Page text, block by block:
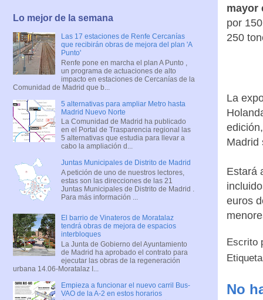
mayor
por
250
La
Madrid
Estará
euros
Escrito
No
Lo mejor de la semana
Las 17 estaciones de Renfe Cercanías
que recibirán obras de mejora del plan 'A
Punto'
Renfe pone en marcha el plan A Punto ,
un programa de actuaciones de alto
impacto en estaciones de Cercanías de la
Comunidad de Madrid que b...
5 alternativas para ampliar Metro hasta
Madrid Nuevo Norte
La Comunidad de Madrid ha publicado
en el Portal de Trasparencia regional las
5 alternativas que estudia para llevar a
cabo la ampliación d...
Juntas Municipales de Distrito de Madrid
A petición de uno de nuestros lectores,
estas son las direcciones de las 21
Juntas Municipales de Distrito de Madrid .
Para más información ...
El barrio de Vinateros de Moratalaz
tendrá obras de mejora de espacios
interbloques
La Junta de Gobierno del Ayuntamiento
de Madrid ha aprobado el contrato para
ejecutar las obras de la regeneración
urbana 14.06-Moratalaz I...
Empieza a funcionar el nuevo carril Bus-
VAO de la A-2 en estos horarios